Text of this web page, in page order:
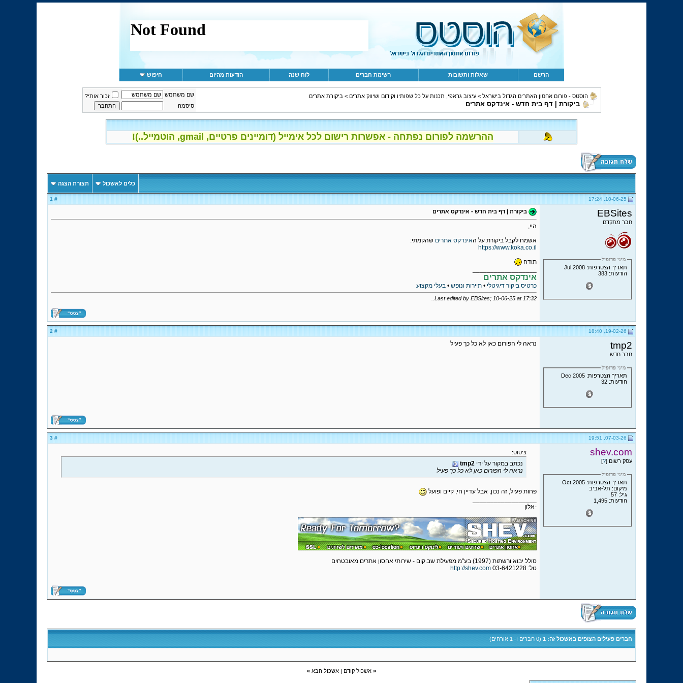
הרשם שאלות ותשובות רשימת חברים לוח שנה הודעות מהיום חיפוש
הוסטס - פורום אחסון האתרים הגדול בישראל >עיצוב גראפי, תכנות על כל שפותיו וקידום ושיווק אתרים > ביקורת אתרים
ביקורת | דף בית חדש - אינדקס אתרים
שם משתמש
זכור אותי?
סיסמה
ההרשמה לפורום נפתחה - אפשרות רישום לכל אימייל (דומיינים פרטיים, gmail, הוטמייל..)!
כלים לאשכול תצורת הצגה
# 1
EBSites
חבר מתקדם
מיני פרופיל
תאריך הצטרפות: Jul 2008
הודעות: 383
ביקורת | דף בית חדש - אינדקס אתרים
היי,
אשמח לקבל ביקורת על האינדקס אתרים שהקמתי:
https://www.koka.co.il
תודה
אינדקס אתרים
כרטיס ביקור דיגיטלי • תיירות ונופש • בעלי מקצוע
Last edited by EBSites; 10-06-25 at 17:32
# 2
tmp2
חבר חדש
מיני פרופיל
תאריך הצטרפות: Dec 2005
הודעות: 32
נראה לי הפורום כאן לא כל כך פעיל
# 3
shev.com
עסק רשום [?
]
מיני פרופיל
תאריך הצטרפות: Oct 2005
מיקום: תל-אביב
גיל: 57
הודעות: 1,495
ציטוט:
נכתב במקור על ידי tmp2
נראה לי הפורום כאן לא כל כך פעיל
פחות פעיל, זה נכון, אבל עדיין חי, קיים ופועל
-אלון
סולל יבוא ורשתות (1997) בע"מ מפעילת שב.קום - שירותי אחסון אתרים מאובטחים
טל: 03-6421228
http://shev.com
חברים פעילים הצופים באשכול זה: 1 (0 חברים ו- 1 אורחים)
« אשכול קודם | אשכול הבא »